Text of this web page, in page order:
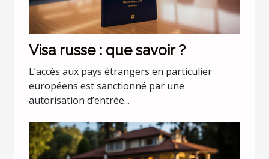
Visa russe : que savoir ?
L’accès aux pays étrangers en particulier
européens est sanctionné par une
autorisation d’entrée...